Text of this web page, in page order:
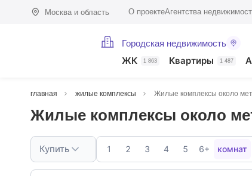
Москва и область О проектеАгентства
Городская недвижимость
ЖК 1 863 Квартиры 1 487
главная жилые комплексы Жилые комплексы около
Жилые комплексы около
Купить 1 2 3 4 5 6+ комнат